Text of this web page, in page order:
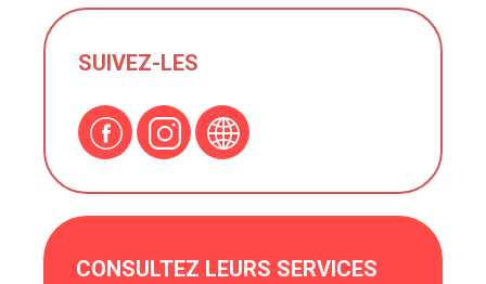
SUIVEZ-LES
CONSULTEZ LEURS SERVICES